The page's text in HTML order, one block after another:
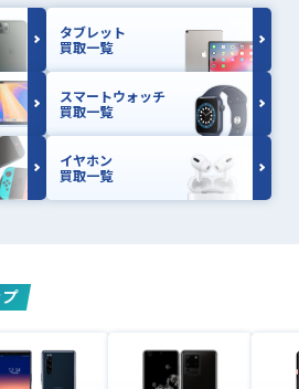
タブレット
買取一覧
スマートウォッチ
買取一覧
イヤホン
買取一覧